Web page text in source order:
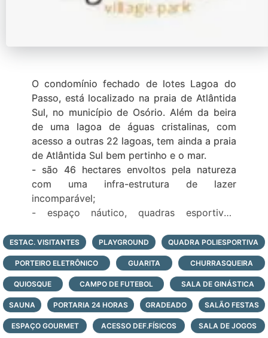
O condomínio fechado de lotes Lagoa do
Passo, está localizado na praia de Atlântida
Sul, no município de Osório. Além da beira
de uma lagoa de águas cristalinas, com
acesso a outras 22 lagoas, tem ainda a praia
de Atlântida Sul bem pertinho e o mar.
- são 46 hectares envoltos pela natureza
com uma infra-estrutura de lazer
incomparável;
- espaço náutico, quadras esportivas,
Veja todas as opções de lotes e casas à
venda no condomínio Lagoa do Passo, logo
abaixo, faça contato para ser atendido pelos
nossos corretores agora mesmo!
ESTAC. VISITANTES PLAYGROUND QUADRA POLIESPORTIVA
PORTEIRO ELETRÔNICO GUARITA CHURRASQUEIRA
QUIOSQUE CAMPO DE FUTEBOL SALA DE GINÁSTICA
SAUNA PORTARIA 24 HORAS GRADEADO SALÃO FESTAS
ESPAÇO GOURMET ACESSO DEF.FÍSICOS SALA DE JOGOS